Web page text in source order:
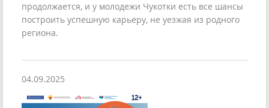
продолжается, и у молодежи Чукотки есть все шансы
построить успешную карьеру, не уезжая из родного
региона.
04.09.2025